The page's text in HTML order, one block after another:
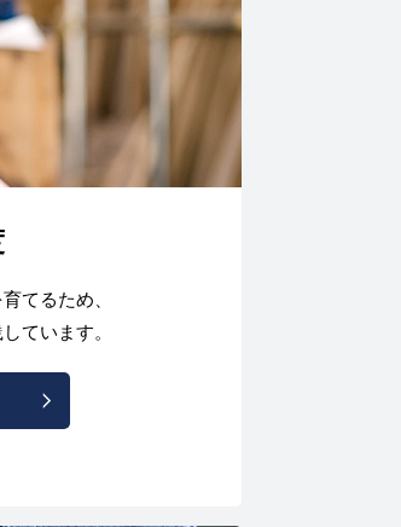
てるため、
ています。